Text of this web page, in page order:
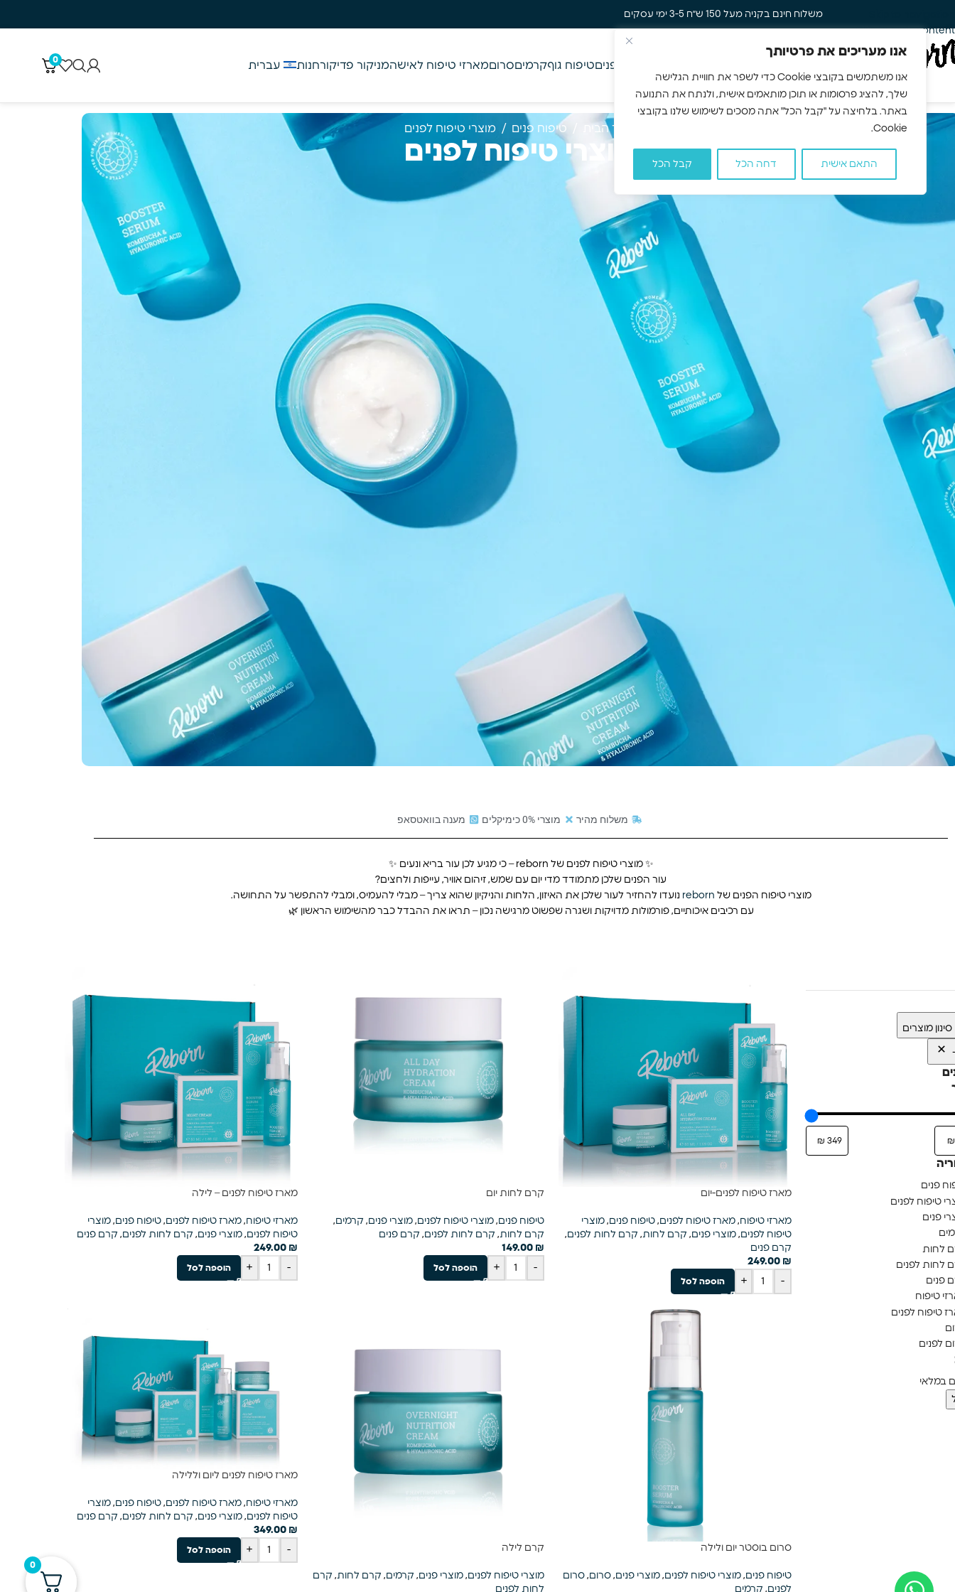
אנו מעריכים את פרטיותך
אנו משתמשים בקובצי Cookie כדי לשפר את חוויית הגלישה
שלך, להציג פרסומות או תוכן מותאמים אישית, ולנתח את התנועה
באתר. בלחיצה על "קבל הכל" אתה מסכים לשימוש שלנו בקובצי
Cookie.
התאם אישית דחה הכל קבל הכל
Skip to main content
משלוח חינם בקניה מעל 150 ש״ח 3-5 ימי עסקים
טיפוח פניםטיפוח גוףקרמיםסרוםמארזי טיפוח לאישהמניקור פדיקורחנות עברית
0
עמוד הבית טיפוח פנים / מוצרי טיפוח לפנים
מוצרי טיפוח לפנים
משלוח מהיר מוצרי 0% כימיקלים מענה בוואטסאפ
✨ מוצרי טיפוח לפנים של reborn – כי מגיע לכן עור בריא ונעים ✨
עור הפנים שלכן מתמודד מדי יום עם שמש, זיהום אוויר, עייפות ולחצים?
מוצרי טיפוח הפנים של reborn נועדו להחזיר לעור שלכן את האיזון, הלחות והניקיון שהוא צריך – מבלי להעמיס, ומבלי להתפשר על התחושה.
עם רכיבים איכותיים, פורמולות מדויקות ושגרה שפשוט מרגישה נכון – תראו את ההבדל כבר מהשימוש הראשון 🌿
סינון מוצרים
פנים
טיפוח לפנים
פנים
לחות
לחות לפנים
פנים
טיפוח
טיפוח לפנים
לפנים
במלאי
מארז טיפוח לפנים-יום
מארזי טיפוח, מארז טיפוח לפנים, טיפוח פנים, מוצרי
טיפוח לפנים, מוצרי פנים, קרם לחות, קרם לחות לפנים,
קרם פנים
249.00 ₪
-
+ הוספה לסל
קרם לחות יום
טיפוח פנים, מוצרי טיפוח לפנים, מוצרי פנים, קרמים,
קרם לחות, קרם לחות לפנים, קרם פנים
149.00 ₪
-
+ הוספה לסל
מארז טיפוח לפנים – לילה
מארזי טיפוח, מארז טיפוח לפנים, טיפוח פנים, מוצרי
טיפוח לפנים, מוצרי פנים, קרם לחות לפנים, קרם פנים
249.00 ₪
-
+ הוספה לסל
סרום בוסטר יום ולילה
טיפוח פנים, מוצרי טיפוח לפנים, מוצרי פנים, סרום, סרום
לפנים, קרמים
קרם לילה
מוצרי טיפוח לפנים, מוצרי פנים, קרמים, קרם לחות, קרם
לחות לפנים
מארז טיפוח לפנים ליום וללילה
מארזי טיפוח, מארז טיפוח לפנים, טיפוח פנים, מוצרי
טיפוח לפנים, מוצרי פנים, קרם לחות לפנים, קרם פנים
349.00 ₪
-
+ הוספה לסל
0